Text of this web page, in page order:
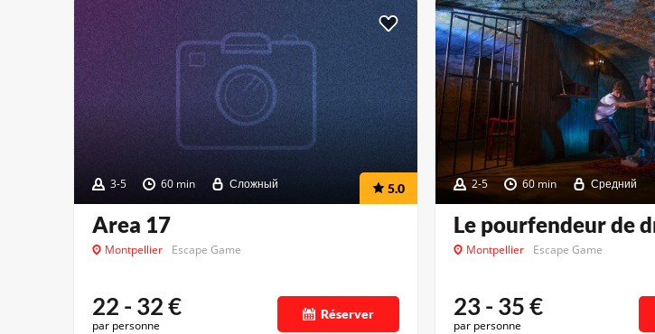
3-5 60 min Сложный 5.0
Area 17
Montpellier Escape Game
22 - 32€
par personne
Réserver
2-5 60 min Средний
Le pourfendeur de
Montpellier Escape Game
23 - 35€
par personne